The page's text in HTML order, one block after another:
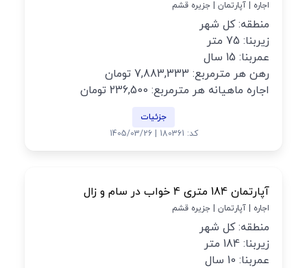
اجاره | آپارتمان | جزیره قشم
منطقه: کل شهر
زیربنا: 75 متر
عمربنا: 15 سال
رهن هر مترمربع: 7,883,333 تومان
اجاره ماهیانه هر مترمربع: 236,500 تومان
جزئیات
کد: 180361 | 1405/03/26
آپارتمان 184 متری 4 خواب در سام و زال
اجاره | آپارتمان | جزیره قشم
منطقه: کل شهر
زیربنا: 184 متر
عمربنا: 10 سال